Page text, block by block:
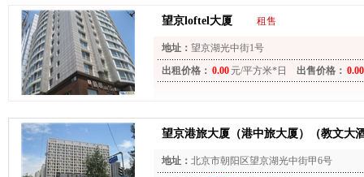
望京loftel大厦 租售
地址： 望京湖光中街1号
出租价格： 0.00 元/平方米*日 出售价格： 0.00
望京港旅大厦（港中旅大厦）（教文大
地址： 北京市朝阳区望京湖光中街甲6号